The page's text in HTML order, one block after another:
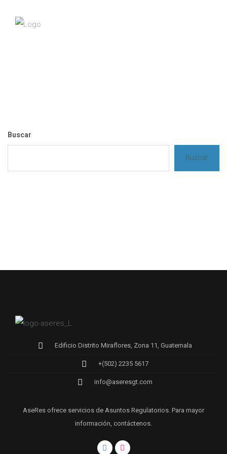
Buscar
Buscar
Edificio Distrito Miraflores, Zona 11, Guatemala
+(502) 2235 5617
info@aseresgt.com
AseRes ofrece servicios de Asuntos Regulatorios. Para mayor
información, contáctenos.